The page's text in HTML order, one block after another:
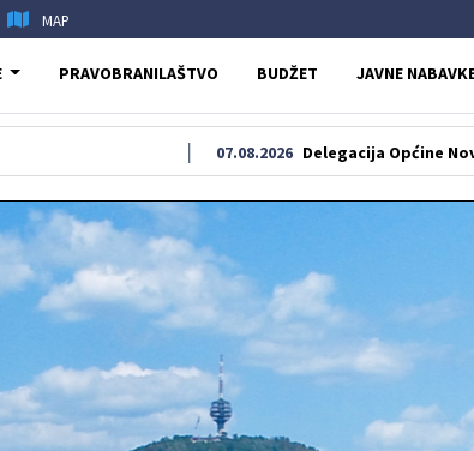
MAP
PRAVOBRANILAŠTVO BUDŽET JAVNE
Delegacija Općine Novo